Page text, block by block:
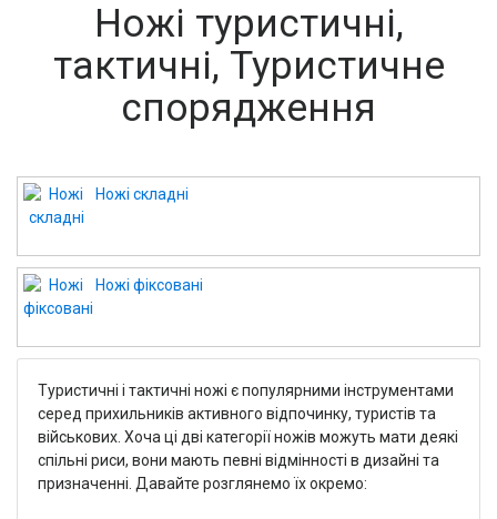
Ножі туристичні,
тактичні, Туристичне
спорядження
Ножі складні
Ножі фіксовані
Туристичні і тактичні ножі є популярними інструментами
серед прихильників активного відпочинку, туристів та
військових. Хоча ці дві категорії ножів можуть мати деякі
спільні риси, вони мають певні відмінності в дизайні та
призначенні. Давайте розглянемо їх окремо: